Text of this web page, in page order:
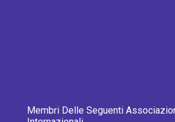
Membri Delle Seguenti